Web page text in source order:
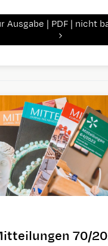
Ausgabe | PDF | nicht
70/